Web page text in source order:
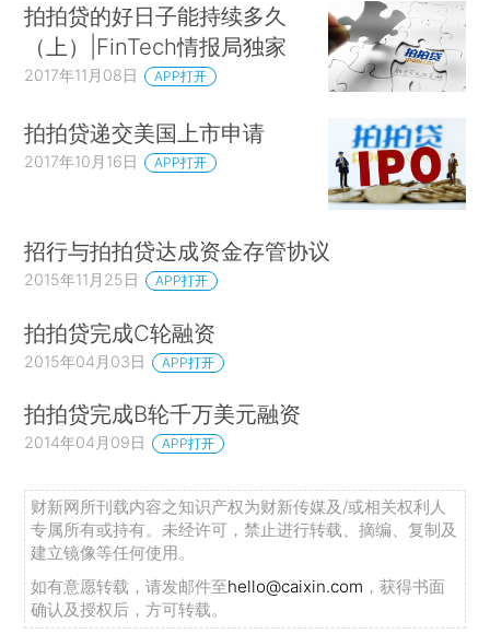
拍拍贷的好日子能持续多久
（上）|FinTech情报局独家
2017年11月08日 APP打开
拍拍贷递交美国上市申请
2017年10月16日 APP打开
招行与拍拍贷达成资金存管协议
2015年11月25日 APP打开
拍拍贷完成C轮融资
2015年04月03日 APP打开
拍拍贷完成B轮千万美元融资
2014年04月09日 APP打开
财新网所刊载内容之知识产权为财新传媒及/或相关权利人
专属所有或持有。未经许可，禁止进行转载、摘编、复制及
建立镜像等任何使用。
如有意愿转载，请发邮件至hello@caixin.com ，获得书面
确认及授权后，方可转载。